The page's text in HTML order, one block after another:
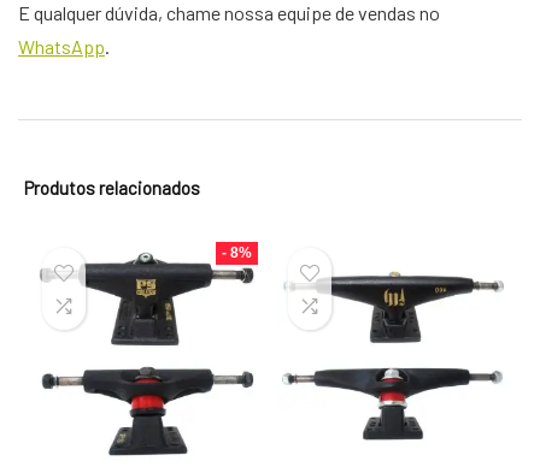
E qualquer dúvida, chame nossa equipe de vendas no
WhatsApp.
Produtos relacionados
- 8%